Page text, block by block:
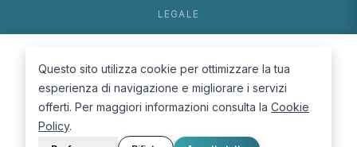
LEGALE
Cookie Policy
Questo sito utilizza cookie per ottimizzare la tua
esperienza di navigazione e migliorare i servizi
offerti. Per maggiori informazioni consulta la Cookie
Policy.